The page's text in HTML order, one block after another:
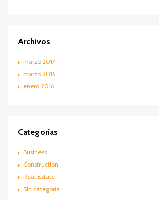
Archivos
marzo 2017
marzo 2016
enero 2016
Categorías
Business
Construction
Real Estate
Sin categoría